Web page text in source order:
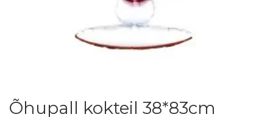
Õhupall kokteil 38*83cm